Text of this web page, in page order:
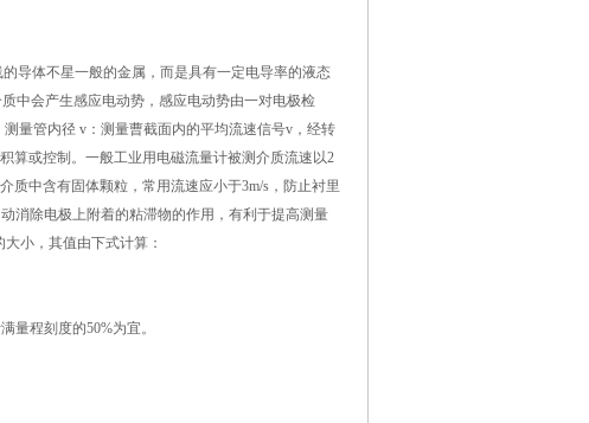
导体不星一般的金属，而是具有一定电导率的液态
中会产生感应电动势，感应电动势由一对电极检
量管内径 v：测量曹截面内的平均流速信号v，经转
算或控制。一般工业用电磁流量计被测介质流速以2
质中含有固体颗粒，常用流速应小于3m/s，防止衬里
消除电极上附着的粘滞物的作用，有利于提高测量
小，其值由下式计算：
量程刻度的50%为宜。